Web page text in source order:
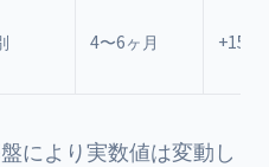
4〜6ヶ月
により実数値は変動し